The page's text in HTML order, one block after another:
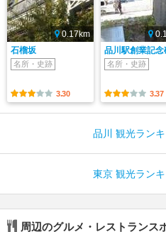
0.17km
石榴坂
名所・史跡
3.30
品川駅創業記念
名所・史跡
3.37
品川 観光ラン
東京 観光ラン
周辺のグルメ・レストランス